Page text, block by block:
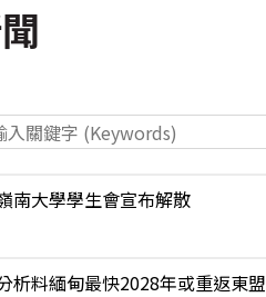
南大學學生會宣布解散
析料緬甸最快2028年或重返東盟